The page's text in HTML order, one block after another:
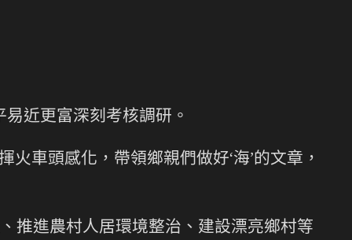
近更富深刻考核調研。
火車頭感化，帶領鄉親們做好‘海’的文章，
推進農村人居環境整治、建設漂亮鄉村等